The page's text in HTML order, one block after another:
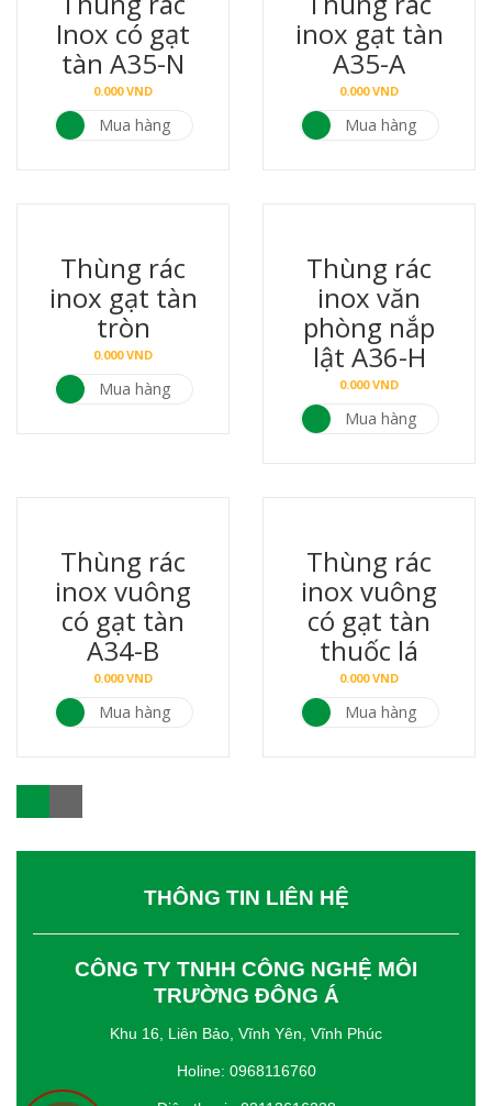
Inox có gạt
tàn A35-N
0.000VND
Mua hàng
inox gạt tàn
A35-A
0.000VND
Mua hàng
Thùng rác
inox gạt tàn
tròn
0.000VND
Mua hàng
Thùng rác
inox văn
phòng nắp
lật A36-H
0.000VND
Mua hàng
Thùng rác
inox vuông
có gạt tàn
A34-B
0.000VND
Mua hàng
Thùng rác
inox vuông
có gạt tàn
thuốc lá
0.000VND
Mua hàng
THÔNG TIN LIÊN HỆ
CÔNG TY TNHH CÔNG NGHỆ MÔI
TRƯỜNG ĐÔNG Á
Khu 16, Liên Bảo, Vĩnh Yên, Vĩnh Phúc
Holine: 0968116760